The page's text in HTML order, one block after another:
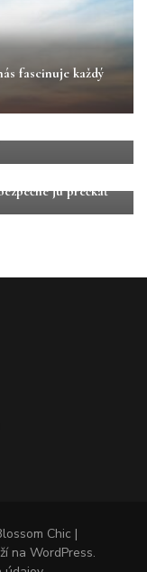
fascinuje každý
ju prečkať
Chic |
na WordPress.